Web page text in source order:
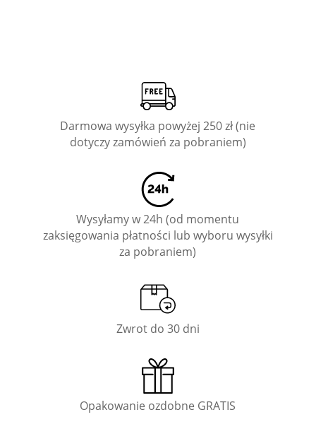
Darmowa wysyłka powyżej 250 zł (nie
dotyczy zamówień za pobraniem)
Wysyłamy w 24h (od momentu
zaksięgowania płatności lub wyboru wysyłki
za pobraniem)
Zwrot do 30 dni
Opakowanie ozdobne GRATIS